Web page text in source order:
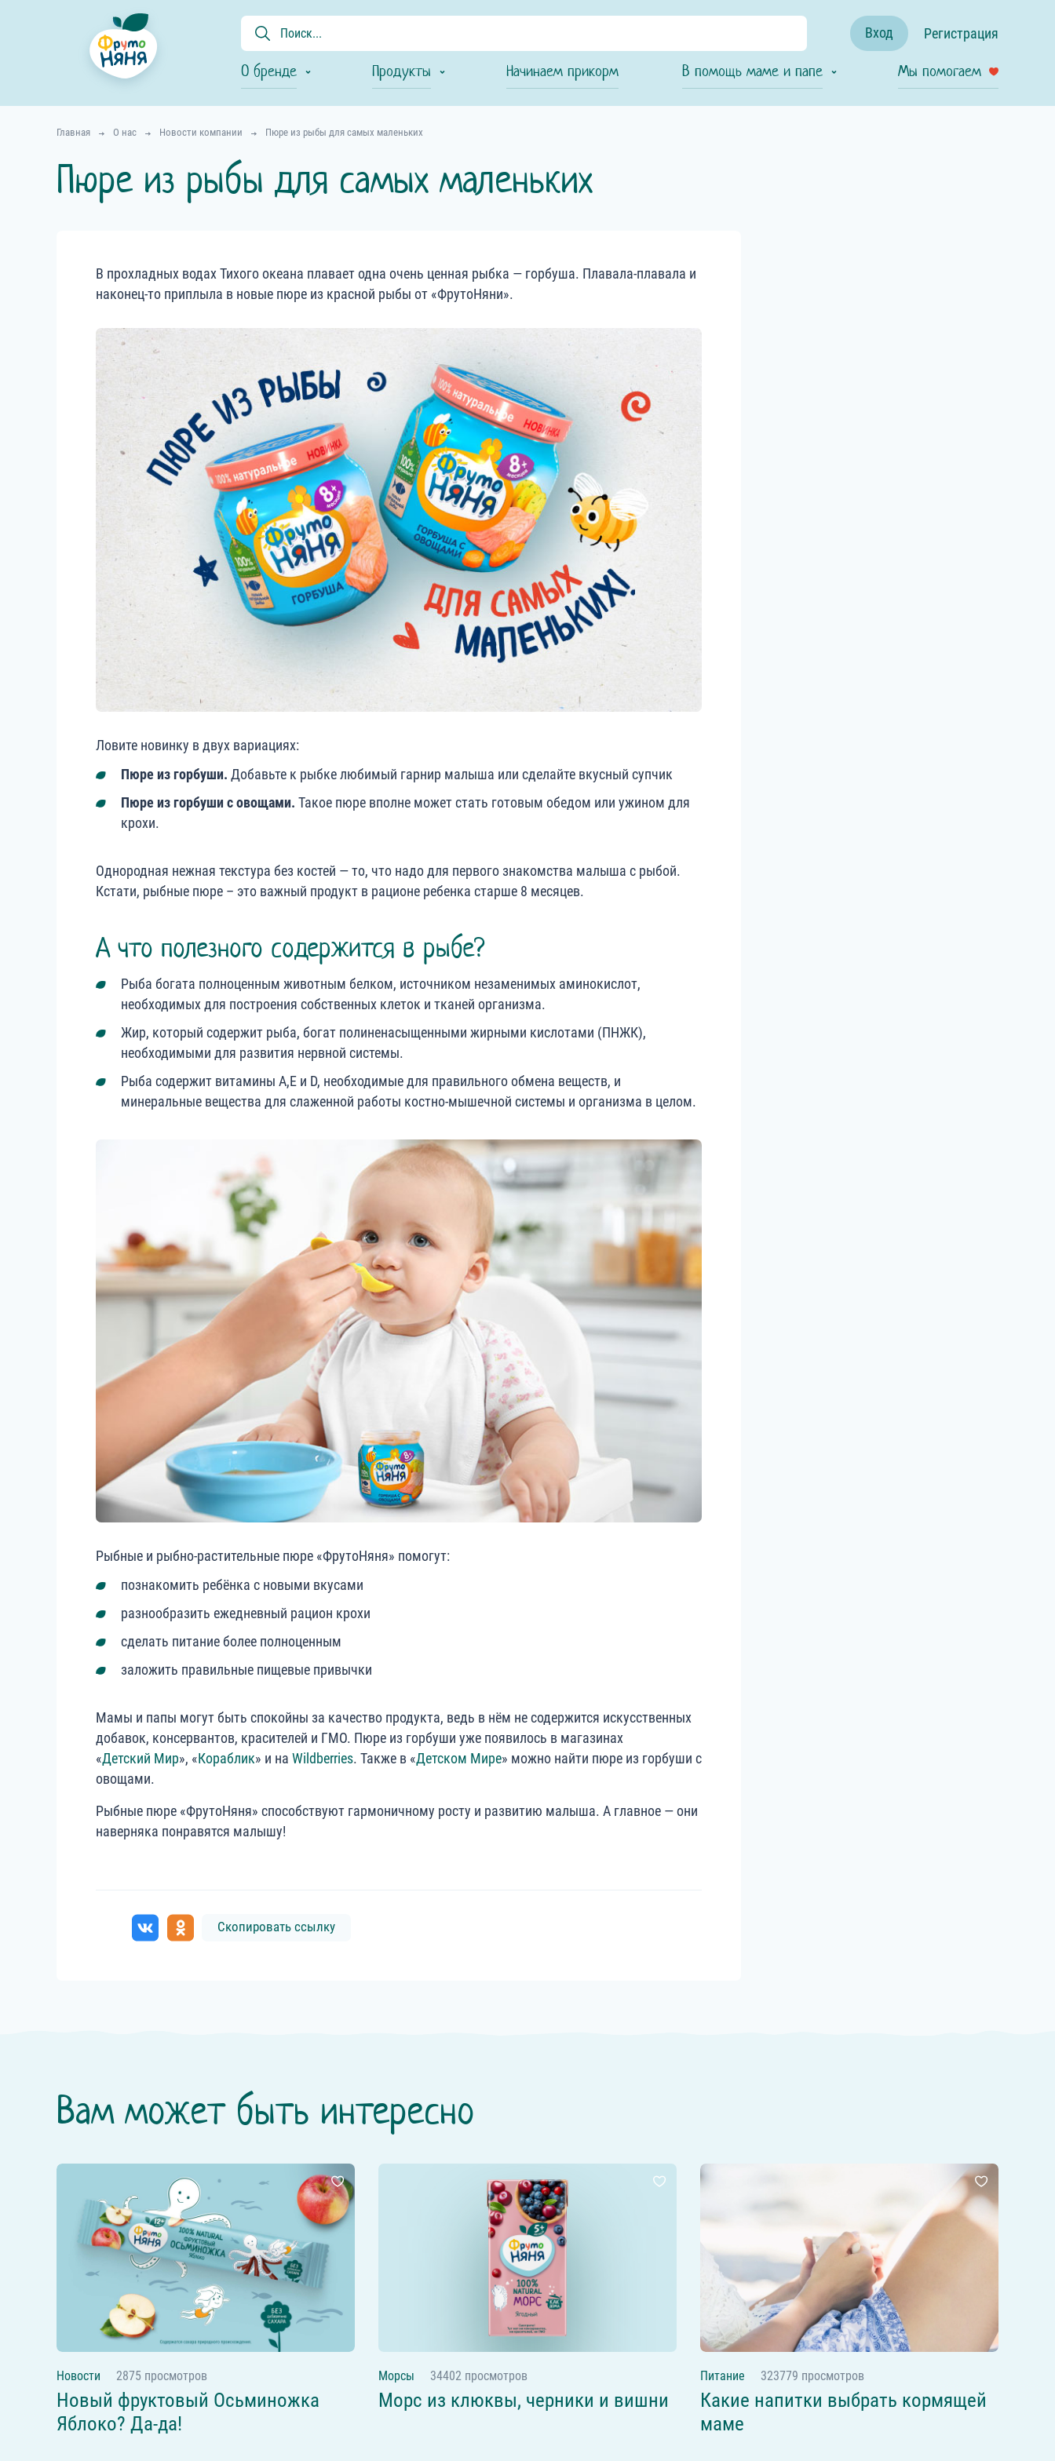
О бренде Продукты Начинаем прикорм В помощь маме и папе Мы помогаем
Регистрация
Вход
Главная О нас Новости компании Пюре из рыбы для самых маленьких
Пюре из рыбы для самых маленьких
В прохладных водах Тихого океана плавает одна очень ценная рыбка — горбуша. Плавала-плавала и
наконец-то приплыла в новые пюре из красной рыбы от «ФрутоНяни».
Ловите новинку в двух вариациях:
Пюре из горбуши. Добавьте к рыбке любимый гарнир малыша или сделайте вкусный супчик
Пюре из горбуши с овощами. Такое пюре вполне может стать готовым обедом или ужином для
крохи.
Однородная нежная текстура без костей — то, что надо для первого знакомства малыша с рыбой.
Кстати, рыбные пюре – это важный продукт в рационе ребенка старше 8 месяцев.
А что полезного содержится в рыбе?
Рыба богата полноценным животным белком, источником незаменимых аминокислот,
необходимых для построения собственных клеток и тканей организма.
Жир, который содержит рыба, богат полиненасыщенными жирными кислотами (ПНЖК),
необходимыми для развития нервной системы.
Рыба содержит витамины А,Е и D, необходимые для правильного обмена веществ, и
минеральные вещества для слаженной работы костно-мышечной системы и организма в целом.
Рыбные и рыбно-растительные пюре «ФрутоНяня» помогут:
познакомить ребёнка с новыми вкусами
разнообразить ежедневный рацион крохи
сделать питание более полноценным
заложить правильные пищевые привычки
Мамы и папы могут быть спокойны за качество продукта, ведь в нём не содержится искусственных
добавок, консервантов, красителей и ГМО. Пюре из горбуши уже появилось в магазинах
«Детский Мир», «Кораблик» и на Wildberries. Также в «Детском Мире» можно найти пюре из горбуши с
овощами.
Рыбные пюре «ФрутоНяня» способствуют гармоничному росту и развитию малыша. А главное — они
наверняка понравятся малышу!
Скопировать ссылку
Вам может быть интересно
Новости 2875 просмотров
Новый фруктовый Осьминожка
Яблоко? Да-да!
Морсы 34402 просмотров
Морс из клюквы, черники и вишни
Питание 323779 просмотров
Какие напитки выбрать кормящей
маме